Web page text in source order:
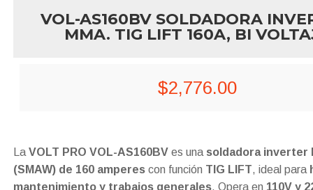
VOL-AS160BV SOLDADORA
MMA. TIG LIFT 160A, BI
$2,776.00
LaVOLT PRO VOL-AS160BV es una soldadora inverter
(SMAW) de 160 amperes con función TIG LIFT, ideal para
mantenimiento y trabajos generales. Opera en 110V y